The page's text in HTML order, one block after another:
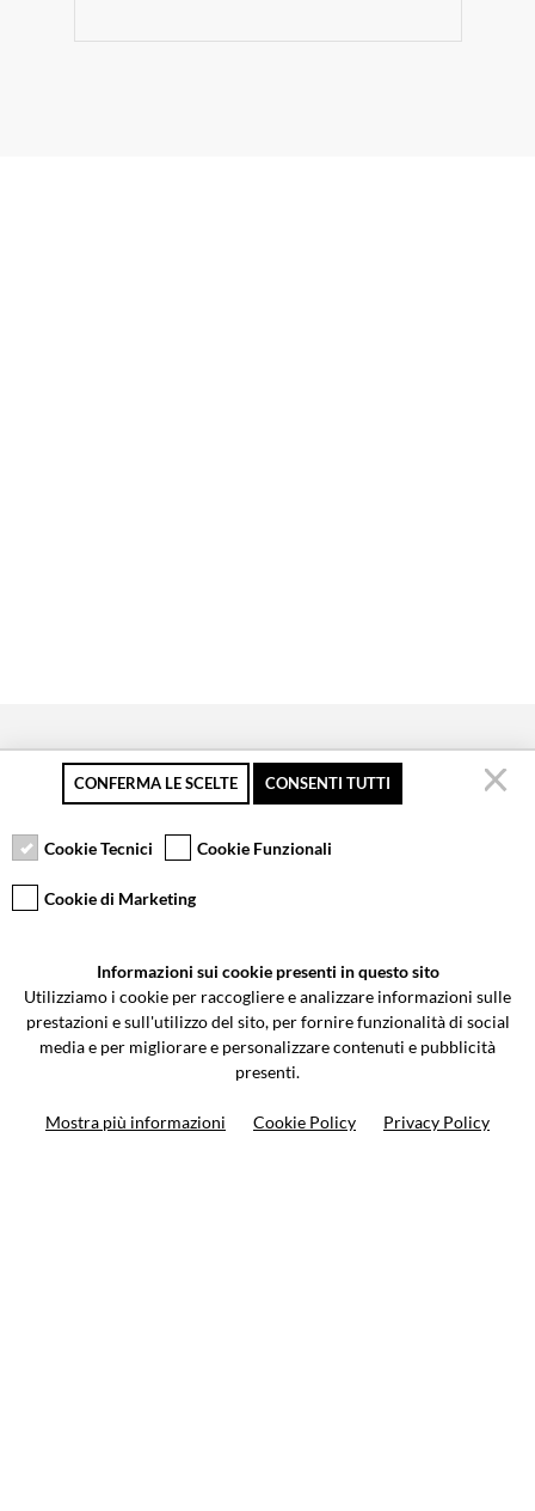
Secure payment
Free returns up to 30
Customer service
Via Galileo Galilei 5 | Verano Brianza (MB) 20843 | ITALY
0362-805407-info@valtermoto.com
CONFERMA LE SCELTE CONSENTI TUTTI
Cookie Tecnici Cookie Funzionali
Cookie di Marketing
Informazioni sui cookie presenti in questo sito
Utilizziamo i cookie per raccogliere e analizzare informazioni sulle
prestazioni e sull'utilizzo del sito, per fornire funzionalità di social
media e per migliorare e personalizzare contenuti e pubblicità
presenti.
Mostra più informazioni Cookie Policy Privacy Policy